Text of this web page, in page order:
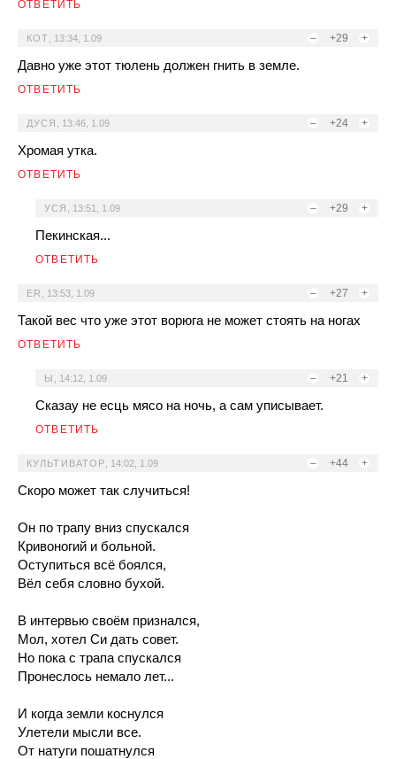
ОТВЕТИТЬ
– +29 +
КОТ 13:34, 1.09
Давно уже этот тюлень должен гнить в земле.
ОТВЕТИТЬ
– +24 +
ДУСЯ 13:46, 1.09
Хромая утка.
ОТВЕТИТЬ
– +29 +
УСЯ 13:51, 1.09
Пекинская...
ОТВЕТИТЬ
– +27 +
ER 13:53, 1.09
Такой вес что уже этот ворюга не может стоять на ногах
ОТВЕТИТЬ
– +21 +
Ы 14:12, 1.09
Сказау не есць мясо на ночь, а сам уписывает.
ОТВЕТИТЬ
– +44 +
КУЛЬТИВАТОР 14:02, 1.09
Скоро может так случиться!
Он по трапу вниз спускался
Кривоногий и больной.
Оступиться всё боялся,
Вёл себя словно бухой.
В интервью своём признался,
Мол, хотел Си дать совет.
Но пока с трапа спускался
Пронеслось немало лет...
И когда земли коснулся
Улетели мысли все.
От натуги пошатнулся